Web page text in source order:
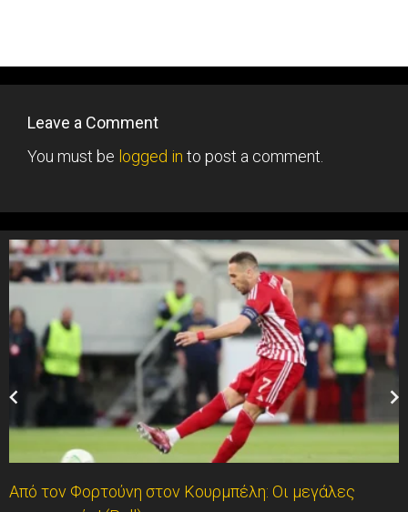
Leave a Comment
You must be logged in to post a comment.
Από τον Φορτούνη στον Κουρμπέλη: Οι μεγάλες